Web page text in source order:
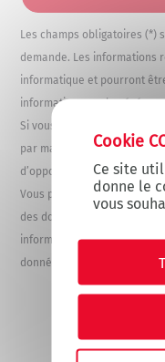
Ce site
donne le
vous
Les champs obligatoires (*)
demande. Les informations
informatique et pourront
informations sur les
Si vous ne souhaitez pas/
par mail. De la même
d’opposition et de
Vous pouvez exercer ces
des données (DPO) :
information
données personnelles